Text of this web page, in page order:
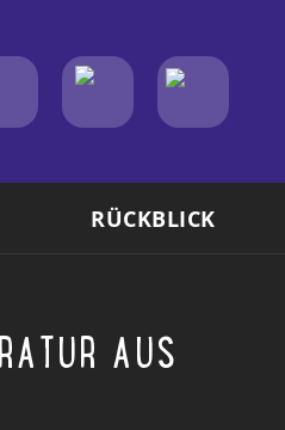
RÜCKBLICK
AUS